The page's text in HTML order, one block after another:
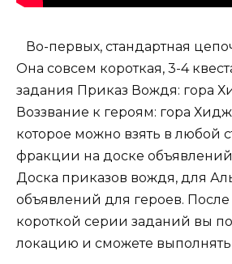
Во-первых, стандартная
Она совсем короткая, 3-4
задания Приказ Вождя: гора
Воззвание к героям: гора
которое можно взять в любой
фракции на доске
Доска приказов вождя, для
объявлений для героев.
короткой серии заданий вы
локацию и сможете выполнять